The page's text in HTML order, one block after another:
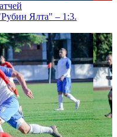
Ялта" – 1:3.